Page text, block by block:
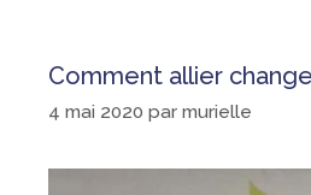
Comment allier
4 mai 2020 par murielle